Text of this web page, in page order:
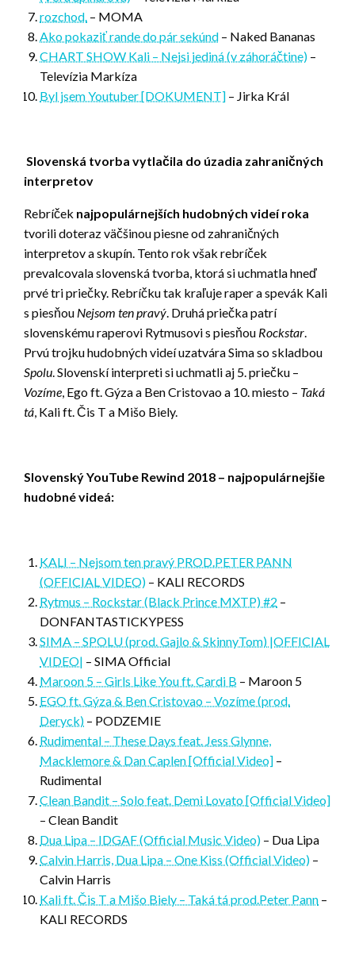
rozchod. – MOMA
Ako pokaziť rande do pár sekúnd – Naked Bananas
CHART SHOW Kali – Nejsi jediná (v záhoráčtine) –
Televízia Markíza
Byl jsem Youtuber [DOKUMENT] – Jirka Král
Slovenská tvorba vytlačila do úzadia zahraničných
interpretov
Rebríček najpopulárnejších hudobných videí roka
tvorili doteraz väčšinou piesne od zahraničných
interpretov a skupín. Tento rok však rebríček
prevalcovala slovenská tvorba, ktorá si uchmatla hneď
prvé tri priečky. Rebríčku tak kraľuje raper a spevák Kali
s piesňou Nejsom ten pravý. Druhá priečka patrí
slovenskému raperovi Rytmusovi s piesňou Rockstar.
Prvú trojku hudobných videí uzatvára Sima so skladbou
Spolu. Slovenskí interpreti si uchmatli aj 5. priečku –
Vozíme, Ego ft. Gýza a Ben Cristovao a 10. miesto – Taká
tá, Kali ft. Čis T a Mišo Biely.
Slovenský YouTube Rewind 2018 – najpopulárnejšie
hudobné videá:
KALI – Nejsom ten pravý PROD.PETER PANN
(OFFICIAL VIDEO) – KALI RECORDS
Rytmus – Rockstar (Black Prince MXTP) #2 –
DONFANTASTICKYPESS
SIMA – SPOLU (prod. Gajlo & SkinnyTom) |OFFICIAL
VIDEO| – SIMA Official
Maroon 5 – Girls Like You ft. Cardi B – Maroon 5
EGO ft. Gýza & Ben Cristovao – Vozíme (prod.
Deryck) – PODZEMIE
Rudimental – These Days feat. Jess Glynne,
Macklemore & Dan Caplen [Official Video] –
Rudimental
Clean Bandit – Solo feat. Demi Lovato [Official Video]
– Clean Bandit
Dua Lipa – IDGAF (Official Music Video) – Dua Lipa
Calvin Harris, Dua Lipa – One Kiss (Official Video) –
Calvin Harris
Kali ft. Čis T a Mišo Biely – Taká tá prod.Peter Pann –
KALI RECORDS